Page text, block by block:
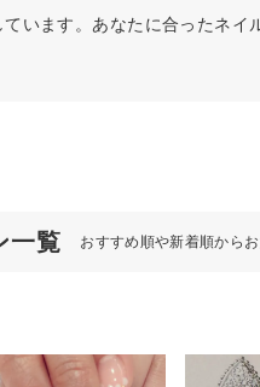
います。あなたに合ったネイ
一覧 おすすめ順や新着順から